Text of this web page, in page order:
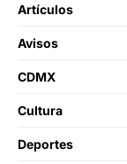
Artículos
Avisos
CDMX
Cultura
Deportes